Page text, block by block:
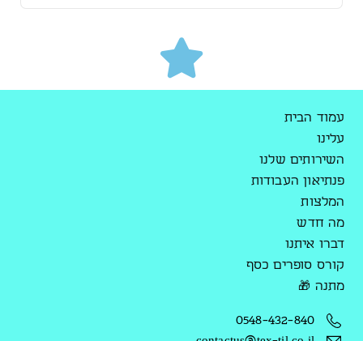
עמוד הבית
עלינו
השירותים שלנו
פנתיאון העבודות
המלצות
מה חדש
דברו איתנו
קורס סופרים כסף
מתנה 🎁
0548-432-840